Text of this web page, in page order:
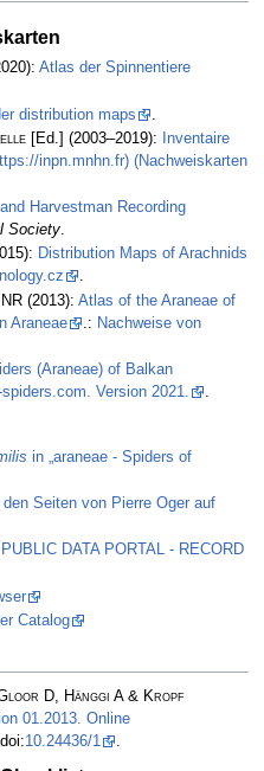
Atlas der Spinnentiere
distribution maps
[Ed.] (2003–2019):
Inventaire
inpn.mnhn.fr) (Nachweiskarten
Harvestman Recording
Society.
Distribution Maps of Arachnids
.
(2013): Atlas of the Araneae of
Araneae
.: Nachweise von
(Araneae) of Balkan
Version 2021.
.
in „araneae - Spiders of
den Seiten von Pierre Oger auf
DATA PORTAL - RECORD
Catalog
D, Hänggi A & Kropf
01.2013. Online
10.24436/1 .